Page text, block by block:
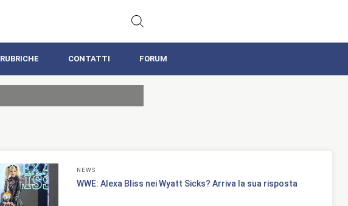
RUBRICHE CONTATTI FORUM
NEWS
WWE: Alexa Bliss nei Wyatt Sicks? Arriva la sua risposta